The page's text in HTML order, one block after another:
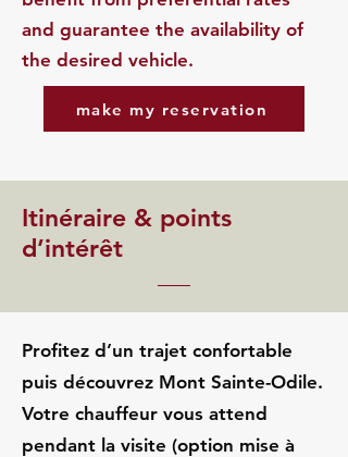
and guarantee the availability of
the desired vehicle.
make my reservation
Itinéraire & points
d’intérêt
Profitez d’un trajet confortable
puis découvrez Mont Sainte-Odile.
Votre chauffeur vous attend
pendant la visite (option mise à